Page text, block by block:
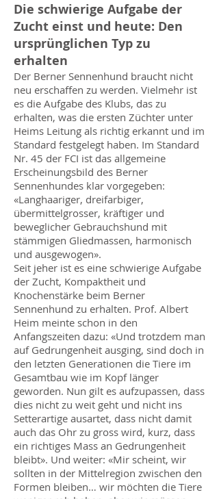
Die schwierige Aufgabe der
Zucht einst und heute: Den
ursprünglichen Typ zu
erhalten
Der Berner Sennenhund braucht nicht
neu erschaffen zu werden. Vielmehr ist
es die Aufgabe des Klubs, das zu
erhalten, was die ersten Züchter unter
Heims Leitung als richtig erkannt und im
Standard festgelegt haben. Im Standard
Nr. 45 der FCI ist das allgemeine
Erscheinungsbild des Berner
Sennenhundes klar vorgegeben:
«Langhaariger, dreifarbiger,
übermittelgrosser, kräftiger und
beweglicher Gebrauchshund mit
stämmigen Gliedmassen, harmonisch
und ausgewogen».
Seit jeher ist es eine schwierige Aufgabe
der Zucht, Kompaktheit und
Knochenstärke beim Berner
Sennenhund zu erhalten. Prof. Albert
Heim meinte schon in den
Anfangszeiten dazu: «Und trotzdem man
auf Gedrungenheit ausging, sind doch in
den letzten Generationen die Tiere im
Gesamtbau wie im Kopf länger
geworden. Nun gilt es aufzupassen, dass
dies nicht zu weit geht und nicht ins
Setterartige ausartet, dass nicht damit
auch das Ohr zu gross wird, kurz, dass
ein richtiges Mass an Gedrungenheit
bleibt». Und weiter: «Mir scheint, wir
sollten in der Mittelregion zwischen den
Formen bleiben… wir möchten die Tiere